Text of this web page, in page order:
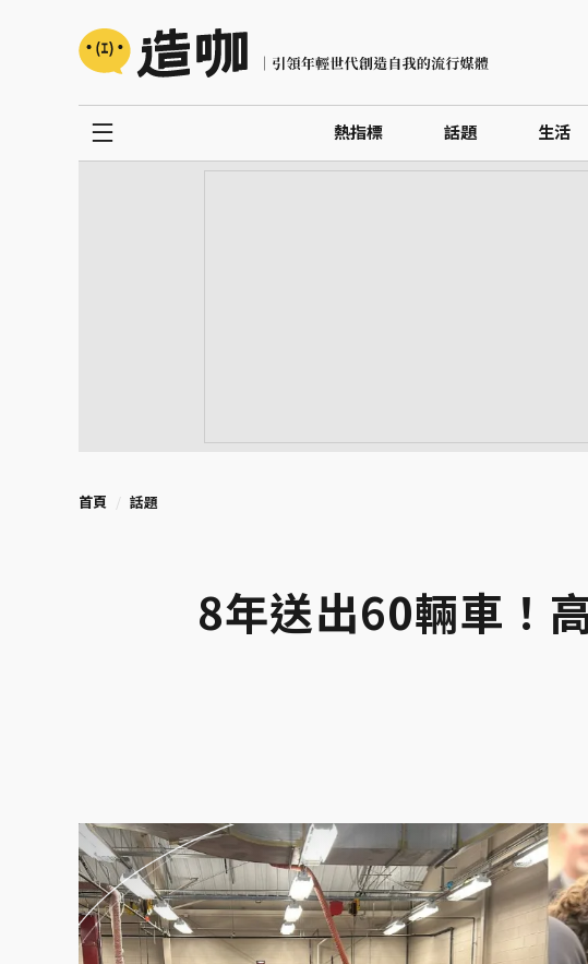
熱指標 話題 生活
首頁 話題
8年送出60輛車！